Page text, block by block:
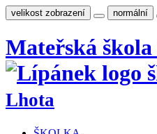
velikost zobrazení normální
Mateřská škola
Lhota